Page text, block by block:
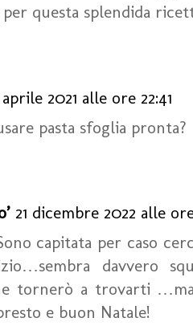
questa splendida
aprile 2021 alle ore 22:41
pasta sfoglia pronta?
21 dicembre 2022 alle
capitata per caso
davvero
tornerò a trovarti
e buon Natale!